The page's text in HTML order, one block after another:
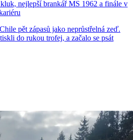
nejlepší brankář MS 1962 a finále v
pět zápasů jako neprůstřelná zeď.
do rukou trofej, a začalo se psát